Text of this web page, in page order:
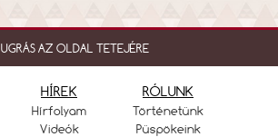
UGRÁS AZ OLDAL TETEJÉRE
HÍREK
Hírfolyam
Videók
RÓLUNK
Történetünk
Püspökeink